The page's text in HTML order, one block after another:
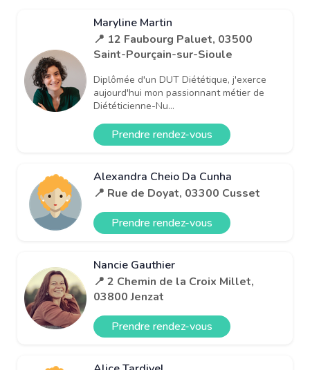
Maryline Martin
📍 12 Faubourg Paluet, 03500
Saint-Pourçain-sur-Sioule
Diplômée d'un DUT Diététique, j'exerce
aujourd'hui mon passionnant métier de
Diététicienne-Nu...
Prendre rendez-vous
Alexandra Cheio Da Cunha
📍 Rue de Doyat, 03300 Cusset
Prendre rendez-vous
Nancie Gauthier
📍 2 Chemin de la Croix Millet,
03800 Jenzat
Prendre rendez-vous